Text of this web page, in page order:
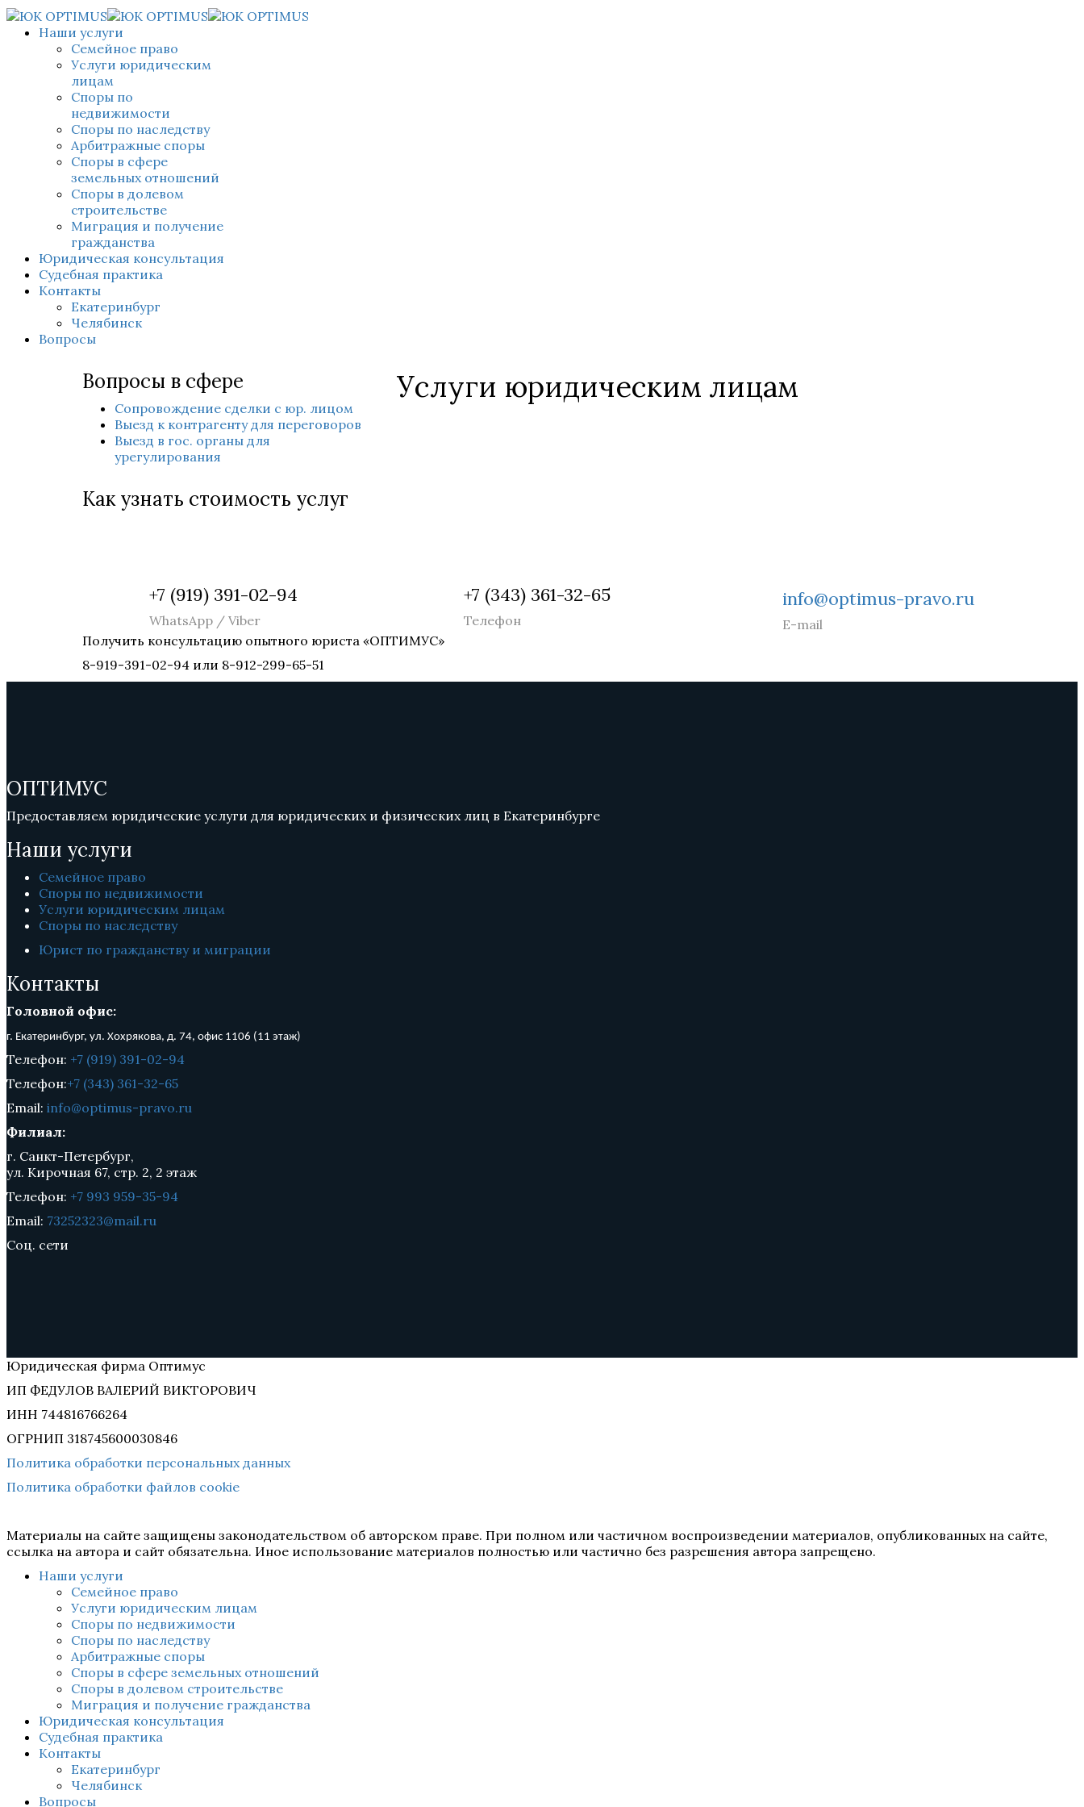
Наши услуги
Семейное право
Услуги юридическим
лицам
Споры по
недвижимости
Споры по наследству
Арбитражные споры
Споры в сфере
земельных отношений
Споры в долевом
строительстве
Миграция и получение
гражданства
Юридическая консультация
Судебная практика
Контакты
Екатеринбург
Челябинск
Вопросы
Вопросы в сфере
Сопровождение сделки с юр. лицом
Выезд к контрагенту для переговоров
Выезд в гос. органы для
урегулирования
Услуги юридическим лицам
Как узнать стоимость услуг
+7 (919) 391-02-94
WhatsApp / Viber
+7 (343) 361-32-65
Телефон
info@optimus-pravo.ru
E-mail
Получить консультацию опытного юриста «ОПТИМУС»
8-919-391-02-94 или 8-912-299-65-51
ОПТИМУС
Предоставляем юридические услуги для юридических и физических лиц в Екатеринбурге
Наши услуги
Семейное право
Споры по недвижимости
Услуги юридическим лицам
Споры по наследству
Юрист по гражданству и миграции
Контакты
Головной офис:
г. Екатеринбург, ул. Хохрякова, д. 74, офис 1106 (11 этаж)
Телефон: +7 (919) 391-02-94
Телефон:+7 (343) 361-32-65
Email: info@optimus-pravo.ru
Филиал:
г. Санкт-Петербург,
ул. Кирочная 67, стр. 2, 2 этаж
Телефон: +7 993 959-35-94
Email: 73252323@mail.ru
Соц. сети
Юридическая фирма Оптимус
ИП ФЕДУЛОВ ВАЛЕРИЙ ВИКТОРОВИЧ
ИНН 744816766264
ОГРНИП 318745600030846
Политика обработки персональных данных
Политика обработки файлов cookie
Материалы на сайте защищены законодательством об авторском праве. При полном или частичном воспроизведении материалов, опубликованных на сайте,
ссылка на автора и сайт обязательна. Иное использование материалов полностью или частично без разрешения автора запрещено.
Наши услуги
Семейное право
Услуги юридическим лицам
Споры по недвижимости
Споры по наследству
Арбитражные споры
Споры в сфере земельных отношений
Споры в долевом строительстве
Миграция и получение гражданства
Юридическая консультация
Судебная практика
Контакты
Екатеринбург
Челябинск
Вопросы